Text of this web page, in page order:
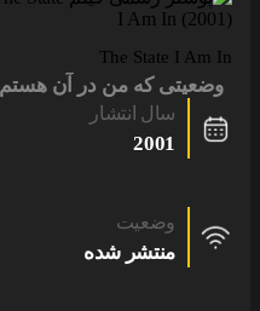
The State I Am In
وضعیتی که من در آن هستم
سال انتشار
2001
وضعیت
منتشر شده